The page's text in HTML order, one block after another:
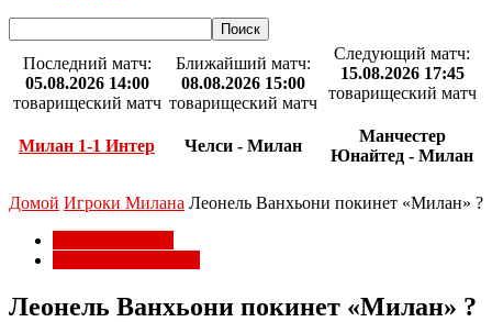
Последний матч:
05.08.2026 14:00
товарищеский матч
Милан 1-1 Интер
Ближайший матч:
08.08.2026 15:00
товарищеский матч
Челси - Милан
Следующий матч:
15.08.2026 17:45
товарищеский матч
Манчестер
Юнайтед - Милан
Домой Игроки Милана Леонель Ванхьони покинет «Милан» ?
Леонель Ванхьони покинет «Милан» ?